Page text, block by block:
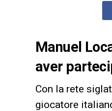
Manuel
aver
Con la rete
giocatore